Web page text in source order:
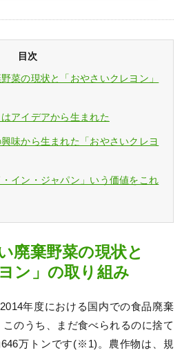
目次
菜の現状と「おやさいクレヨン」
アイデアから生まれた
興味から生まれた「おやさいクレヨ
イン・ジャパン」いう価値をこれ
廃棄野菜の現状と
ン」の取り組み
年度における国内での食品廃棄
のうち、まだ食べられるのに捨て
万トンです(※1)。農作物は、規